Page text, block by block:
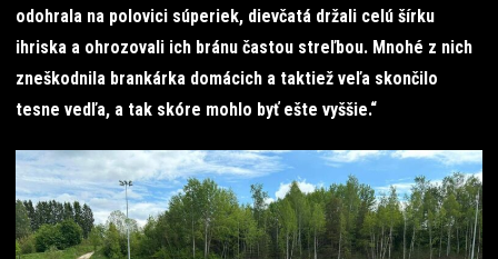
odohrala na polovici súperiek, dievčatá držali celú šírku
ihriska a ohrozovali ich bránu častou streľbou. Mnohé z nich
zneškodnila brankárka domácich a taktiež veľa skončilo
tesne vedľa, a tak skóre mohlo byť ešte vyššie.“